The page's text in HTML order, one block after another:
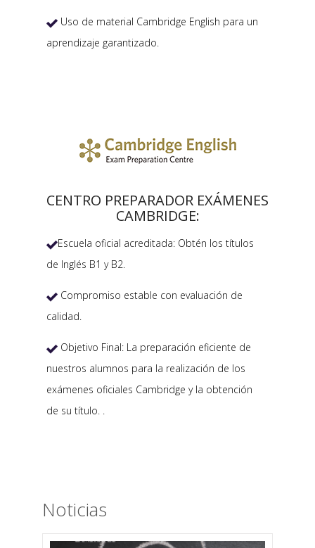
 Uso de material Cambridge English para un
aprendizaje garantizado.
CENTRO PREPARADOR EXÁMENES
CAMBRIDGE:
Escuela oficial acreditada: Obtén los títulos
de Inglés B1 y B2.
 Compromiso estable con evaluación de
calidad.
 Objetivo Final: La preparación eficiente de
nuestros alumnos para la realización de los
exámenes oficiales Cambridge y la obtención
de su título. .
Noticias